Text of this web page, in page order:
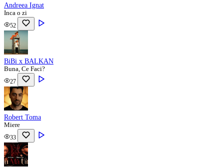
Andreea Ignat
Inca o zi
52
BiBi x BALKAN
Buna, Ce Faci?
27
Robert Toma
Miere
33